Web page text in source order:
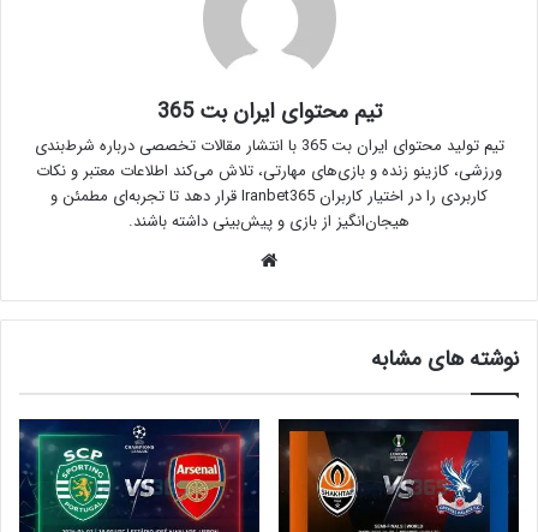
تیم محتوای ایران بت 365
تیم تولید محتوای ایران بت 365 با انتشار مقالات تخصصی درباره شرط‌بندی
ورزشی، کازینو زنده و بازی‌های مهارتی، تلاش می‌کند اطلاعات معتبر و نکات
کاربردی را در اختیار کاربران Iranbet365 قرار دهد تا تجربه‌ای مطمئن و
هیجان‌انگیز از بازی و پیش‌بینی داشته باشند.
نوشته های مشابه